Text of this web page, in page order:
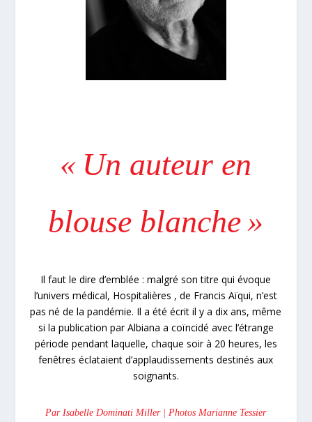
« Un auteur en
blouse blanche »
Il faut le dire d’emblée : malgré son titre qui évoque
l’univers médical, Hospitalières , de Francis Aïqui, n’est
pas né de la pandémie. Il a été écrit il y a dix ans, même
si la publication par Albiana a coïncidé avec l’étrange
période pendant laquelle, chaque soir à 20 heures, les
fenêtres éclataient d’applaudissements destinés aux
soignants.
Par Isabelle Dominati Miller | Photos Marianne Tessier